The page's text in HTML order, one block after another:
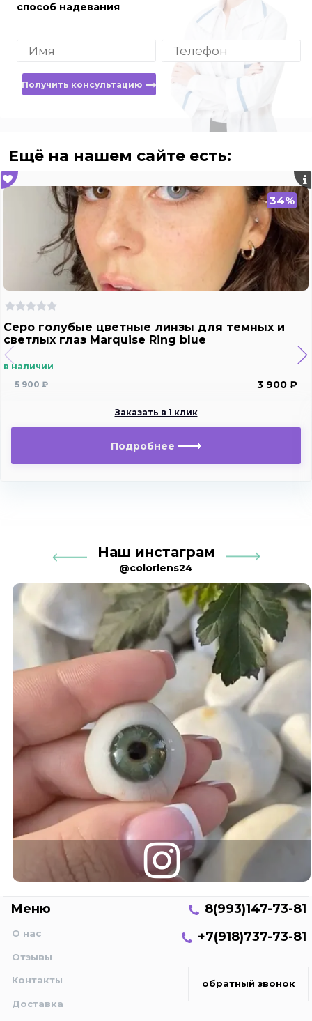
способ надевания
Получить консультацию
Ещё на нашем сайте есть:
34%
Серо голубые цветные линзы для темных и
светлых глаз Marquise Ring blue
в наличии
5 900 ₽
3 900 ₽
Заказать в 1 клик
Подробнее
Наш инстаграм
@colorlens24
Меню
О нас
Отзывы
Контакты
Доставка
8(993)147-73-81
+7(918)737-73-81
обратный звонок